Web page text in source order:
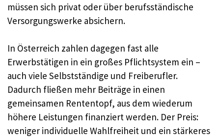
müssen sich privat oder über berufsständische
Versorgungswerke absichern.
In Österreich zahlen dagegen fast alle
Erwerbstätigen in ein großes Pflichtsystem ein –
auch viele Selbstständige und Freiberufler.
Dadurch fließen mehr Beiträge in einen
gemeinsamen Rententopf, aus dem wiederum
höhere Leistungen finanziert werden. Der Preis:
weniger individuelle Wahlfreiheit und ein stärkeres